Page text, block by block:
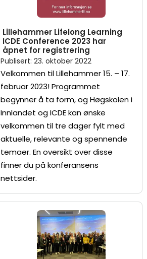
Lillehammer Lifelong Learning
ICDE Conference 2023 har
åpnet for registrering
Publisert: 23. oktober 2022
Velkommen til Lillehammer 15. – 17.
februar 2023! Programmet
begynner å ta form, og Høgskolen i
Innlandet og ICDE kan ønske
velkommen til tre dager fylt med
aktuelle, relevante og spennende
temaer. En oversikt over disse
finner du på konferansens
nettsider.